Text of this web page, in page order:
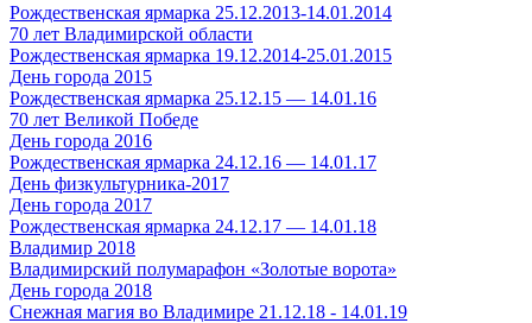
Рождественская ярмарка 25.12.2013-14.01.2014
70 лет Владимирской области
Рождественская ярмарка 19.12.2014-25.01.2015
День города 2015
Рождественская ярмарка 25.12.15 — 14.01.16
70 лет Великой Победе
День города 2016
Рождественская ярмарка 24.12.16 — 14.01.17
День физкультурника-2017
День города 2017
Рождественская ярмарка 24.12.17 — 14.01.18
Владимир 2018
Владимирский полумарафон «Золотые ворота»
День города 2018
Снежная магия во Владимире 21.12.18 - 14.01.19